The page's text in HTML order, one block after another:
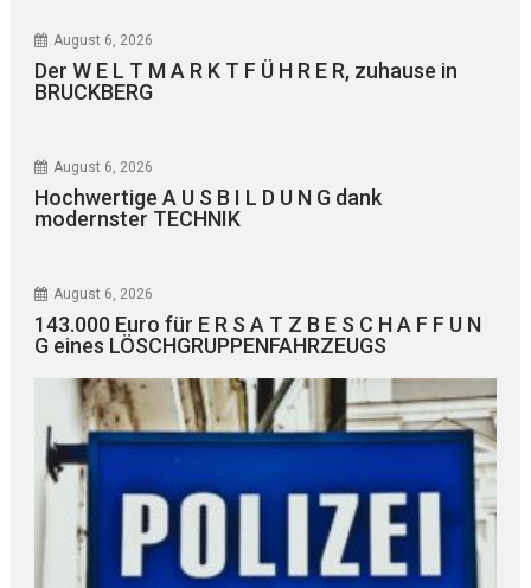
August 6, 2026
Der W E L T M A R K T F Ü H R E R, zuhause in
BRUCKBERG
August 6, 2026
Hochwertige A U S B I L D U N G dank
modernster TECHNIK
August 6, 2026
143.000 Euro für E R S A T Z B E S C H A F F U N
G eines LÖSCHGRUPPENFAHRZEUGS